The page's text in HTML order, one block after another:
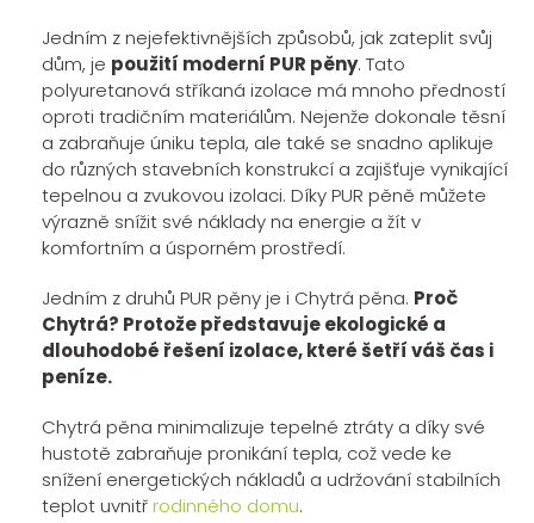
Jedním z nejefektivnějších způsobů, jak zateplit svůj
dům, je použití moderní PUR pěny. Tato
polyuretanová stříkaná izolace má mnoho předností
oproti tradičním materiálům. Nejenže dokonale těsní
a zabraňuje úniku tepla, ale také se snadno aplikuje
do různých stavebních konstrukcí a zajišťuje vynikající
tepelnou a zvukovou izolaci. Díky PUR pěně můžete
výrazně snížit své náklady na energie a žít v
komfortním a úsporném prostředí.
Jedním z druhů PUR pěny je i Chytrá pěna. Proč
Chytrá? Protože představuje ekologické a
dlouhodobé řešení izolace, které šetří váš čas i
peníze.
Chytrá pěna minimalizuje tepelné ztráty a díky své
hustotě zabraňuje pronikání tepla, což vede ke
snížení energetických nákladů a udržování stabilních
teplot uvnitřrodinného domu.